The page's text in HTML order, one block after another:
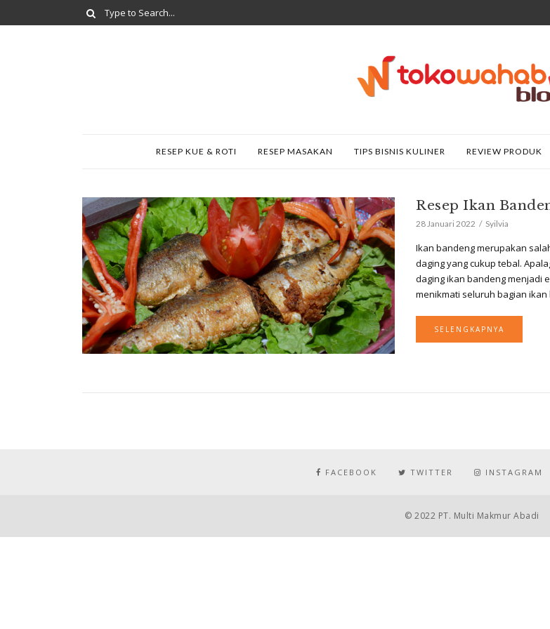
RESEP KUE & ROTI RESEP MASAKAN TIPS BISNIS KULINER REVIEW PRODUK
Resep Ikan
28 Januari 2022 Syilvia
Ikan bandeng merupakan
daging yang cukup tebal.
daging ikan bandeng menjadi
menikmati seluruh bagian
SELENGKAPNYA
FACEBOOK TWITTER INSTAGRAM
© 2022 PT. Multi Makmur Abadi